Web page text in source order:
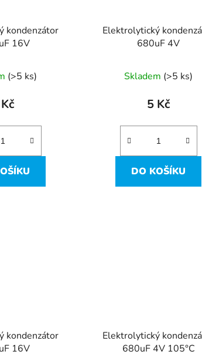
kondenzátor
16V
(>5 ks)
Elektrolytický
680uF 4V
Skladem (>5 ks)
5 Kč
DO KOŠÍKU
kondenzátor
16V
Elektrolytický
680uF 4V 105°C